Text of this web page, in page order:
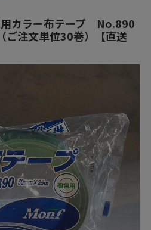
カラー布テープ No.890
注文単位30巻）【直送